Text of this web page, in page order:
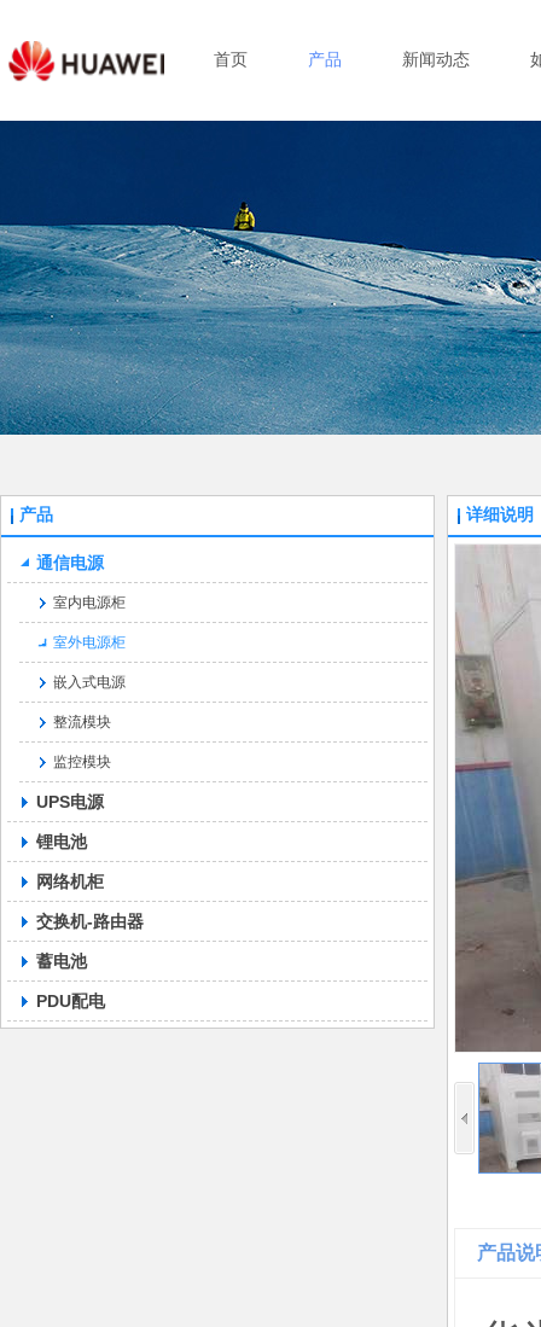
首页 产品 新闻动态
产品
通信电源
室内电源柜
室外电源柜
嵌入式电源
整流模块
监控模块
UPS电源
锂电池
网络机柜
交换机-路由器
蓄电池
PDU配电
详细说明
产品说